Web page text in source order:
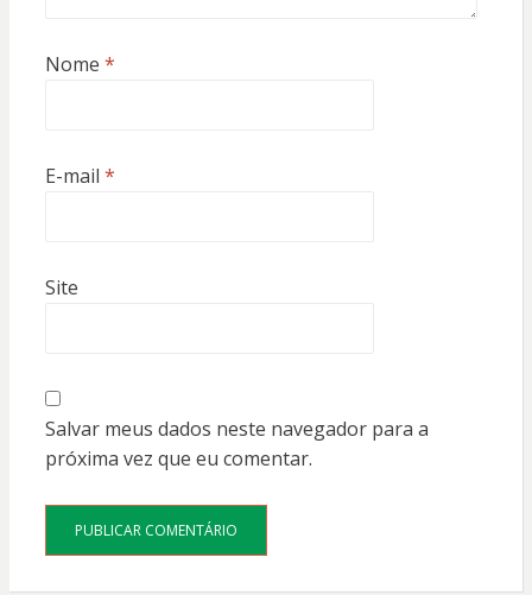
Nome *
E-mail *
Site
Salvar meus dados neste navegador para a
próxima vez que eu comentar.